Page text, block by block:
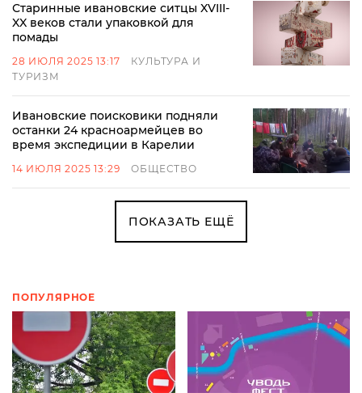
Старинные ивановские ситцы XVIII-
XX веков стали упаковкой для
помады
28 ИЮЛЯ 2025 13:17
КУЛЬТУРА И
ТУРИЗМ
Ивановские поисковики подняли
останки 24 красноармейцев во
время экспедиции в Карелии
14 ИЮЛЯ 2025 13:29 ОБЩЕСТВО
ПОКАЗАТЬ ЕЩЁ
ПОПУЛЯРНОЕ